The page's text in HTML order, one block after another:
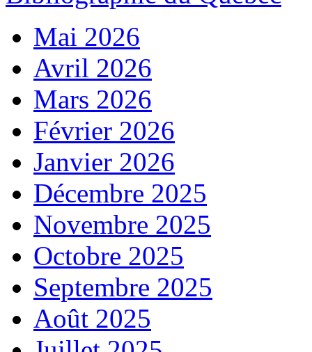
Mai 2026
Avril 2026
Mars 2026
Février 2026
Janvier 2026
Décembre 2025
Novembre 2025
Octobre 2025
Septembre 2025
Août 2025